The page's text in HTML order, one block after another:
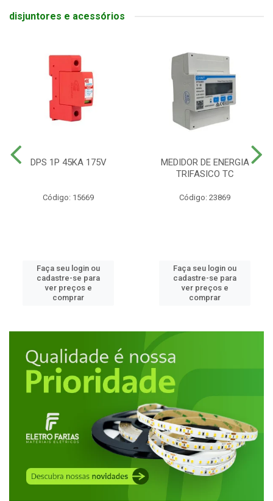
disjuntores e acessórios
DPS 1P 45KA 175V
Código: 15669
Faça seu login ou
cadastre-se para
ver preços e
comprar
MEDIDOR DE ENERGIA
TRIFASICO TC
Código: 23869
Faça seu login ou
cadastre-se para
ver preços e
comprar